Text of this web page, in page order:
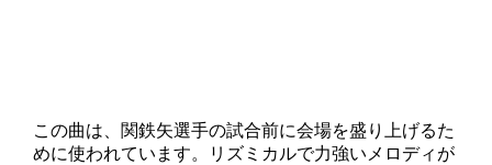
この曲は、関鉄矢選手の試合前に会場を盛り上げるた
めに使われています。リズミカルで力強いメロディが